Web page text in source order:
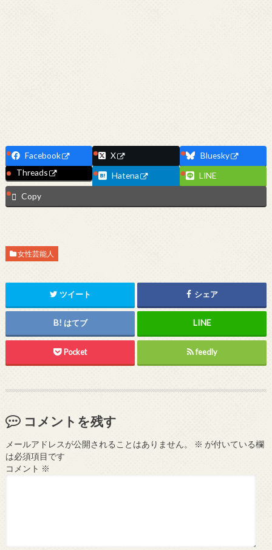
Facebook X
Bluesky
Threads
Hatena
LINE
Copy
女性芸能人
ツイート シェア
はてブ
Pocket feedly
コメントを残す
メールアドレスが公開されることはありません。 ※ が付いている欄
は必須項目です
コメント ※